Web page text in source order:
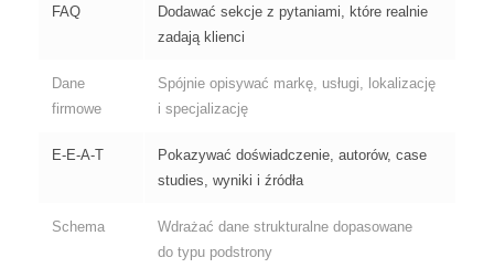
FAQ
Dodawać sekcje z pytaniami, które realnie
zadają klienci
Dane
firmowe
Spójnie opisywać markę, usługi, lokalizację
i specjalizację
E-E-A-T
Pokazywać doświadczenie, autorów, case
studies, wyniki i źródła
Schema
Wdrażać dane strukturalne dopasowane
do typu podstrony